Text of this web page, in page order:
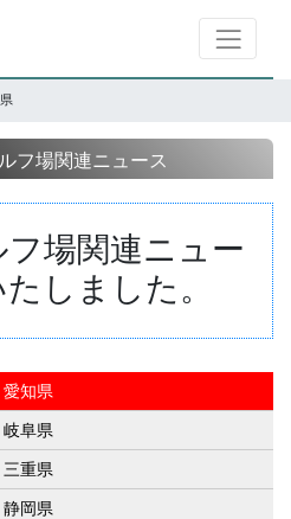
フ場関連ニュース
場関連ニュー
しました。
愛知県
岐阜県
三重県
静岡県